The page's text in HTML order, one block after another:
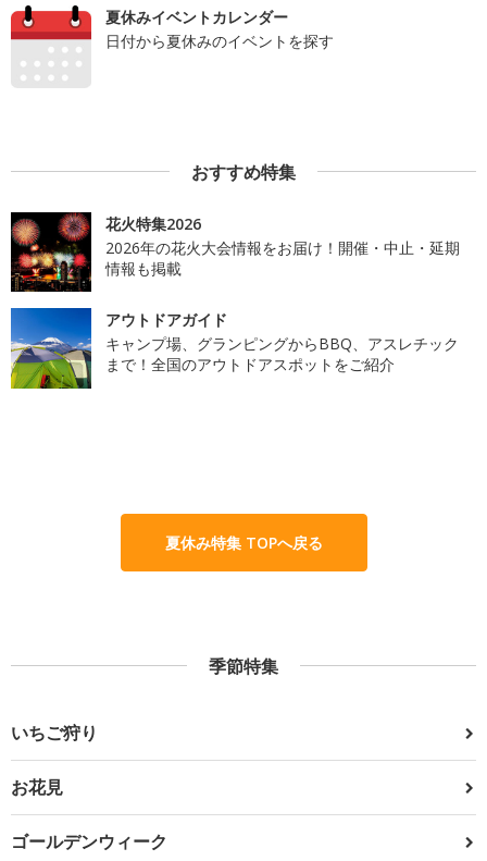
夏休みイベントカレンダー
日付から夏休みのイベントを探す
おすすめ特集
花火特集2026
2026年の花火大会情報をお届け！開催・中止・延期
情報も掲載
アウトドアガイド
キャンプ場、グランピングからBBQ、アスレチック
まで！全国のアウトドアスポットをご紹介
夏休み特集 TOPへ戻る
季節特集
いちご狩り
お花見
ゴールデンウィーク